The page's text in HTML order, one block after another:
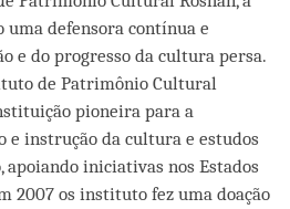
defensora contínua e
e do progresso da cultura persa.
de Patrimônio Cultural
pioneira para a
e instrução da cultura e estudos
apoiando iniciativas nos Estados
2007 os instituto fez uma doação